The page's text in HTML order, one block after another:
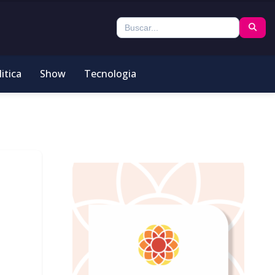
Show Tecnologia